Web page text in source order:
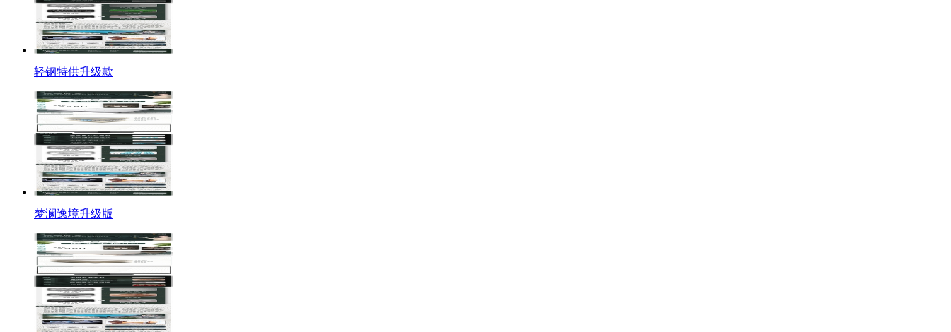
轻钢特供升级款
梦澜逸境升级版